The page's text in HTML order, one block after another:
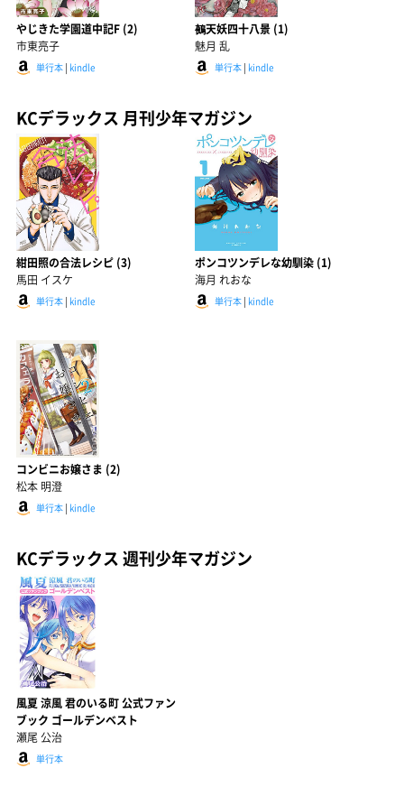
やじきた学園道中記F (2)
市東亮子
単行本 | kindle
鵺天妖四十八景 (1)
魅月 乱
単行本| kindle
KCデラックス 月刊少年マガジン
紺田照の合法レシピ (3)
馬田 イスケ
単行本 | kindle
ポンコツンデレな幼馴染 (1)
海月 れおな
単行本| kindle
コンビニお嬢さま (2)
松本 明澄
単行本 | kindle
KCデラックス 週刊少年マガジン
風夏 涼風 君のいる町 公式ファン
ブック ゴールデンベスト
瀬尾 公治
単行本